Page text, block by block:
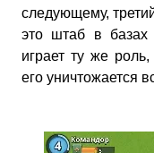
следующему,
это штаб в базах
играет ту же
его уничтожается